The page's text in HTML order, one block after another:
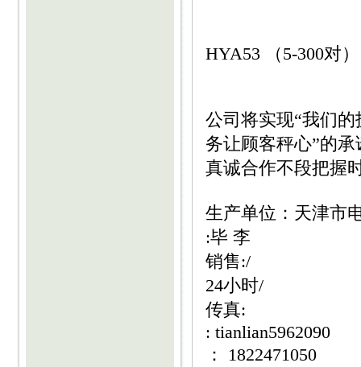
HYA53 （5-300对
公司将实现“我们
务让顾客秤心”的
真诚合作不段把握
生产单位：天津市
:毕 李
销售:/
24小时/
传真:
: tianlian5962090
： 1822471050